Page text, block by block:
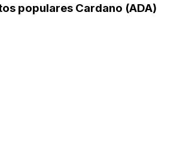
populares Cardano (ADA)